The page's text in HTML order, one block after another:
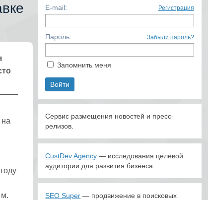
м.
E-mail: Регистрация
Пароль: Забыли пароль?
Запомнить меня
Сервис размещения новостей и пресс-
релизов.
CustDev Agency — исследования целевой
аудитории для развития бизнеса
SEO Super — продвижение в поисковых